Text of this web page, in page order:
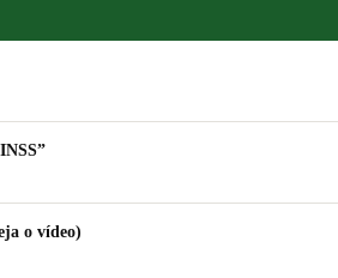
o vídeo)